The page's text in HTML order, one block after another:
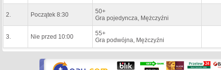
2. Początek 8:30
50+
Gra pojedyncza, Mężczyźni
3. Nie przed 10:00
55+
Gra podwójna, Mężczyźni